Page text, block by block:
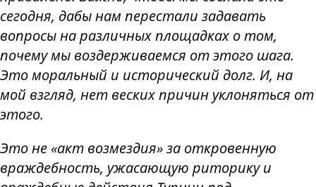
сегодня, дабы нам перестали задавать
вопросы на различных площадках о том,
почему мы воздерживаемся от этого шага.
Это моральный и исторический долг. И, на
мой взгляд, нет веских причин уклоняться от
этого.
Это не «акт возмездия» за откровенную
враждебность, ужасающую риторику и